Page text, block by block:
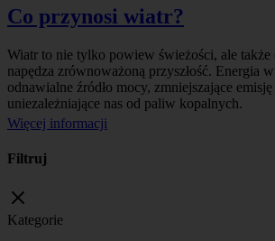
Co przynosi wiatr?
Wiatr to nie tylko powiew świeżości, ale także
napędza zrównoważoną przyszłość. Energia
odnawialne źródło mocy, zmniejszające
uniezależniające nas od paliw kopalnych.
Więcej informacji
Filtruj
Kategorie